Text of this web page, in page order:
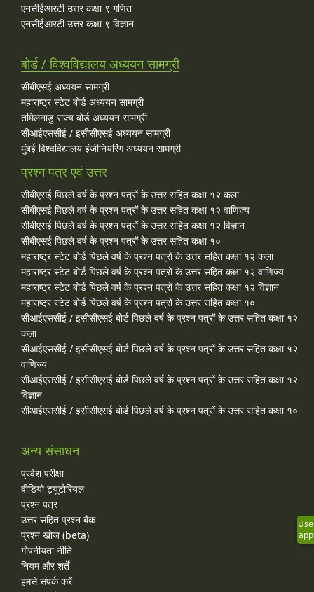
एनसीईआरटी उत्तर कक्षा ९ गणित
एनसीईआरटी उत्तर कक्षा ९ विज्ञान
बोर्ड / विश्वविद्यालय अध्ययन सामग्री
सीबीएसई अध्ययन सामग्री
महाराष्ट्र स्टेट बोर्ड अध्ययन सामग्री
तमिलनाडु राज्य बोर्ड अध्ययन सामग्री
सीआईएससीई / इसीसीएसई अध्ययन सामग्री
मुंबई विश्वविद्यालय इंजीनियरिंग अध्ययन सामग्री
प्रश्न पत्र एवं उत्तर
सीबीएसई पिछले वर्ष के प्रश्न पत्रों के उत्तर सहित कक्षा १२ कला
सीबीएसई पिछले वर्ष के प्रश्न पत्रों के उत्तर सहित कक्षा १२ वाणिज्य
सीबीएसई पिछले वर्ष के प्रश्न पत्रों के उत्तर सहित कक्षा १२ विज्ञान
सीबीएसई पिछले वर्ष के प्रश्न पत्रों के उत्तर सहित कक्षा १०
महाराष्ट्र स्टेट बोर्ड पिछले वर्ष के प्रश्न पत्रों के उत्तर सहित कक्षा १२ कला
महाराष्ट्र स्टेट बोर्ड पिछले वर्ष के प्रश्न पत्रों के उत्तर सहित कक्षा १२ वाणिज्य
महाराष्ट्र स्टेट बोर्ड पिछले वर्ष के प्रश्न पत्रों के उत्तर सहित कक्षा १२ विज्ञान
महाराष्ट्र स्टेट बोर्ड पिछले वर्ष के प्रश्न पत्रों के उत्तर सहित कक्षा १०
सीआईएससीई / इसीसीएसई बोर्ड पिछले वर्ष के प्रश्न पत्रों के उत्तर सहित कक्षा १२
कला
सीआईएससीई / इसीसीएसई बोर्ड पिछले वर्ष के प्रश्न पत्रों के उत्तर सहित कक्षा १२
वाणिज्य
सीआईएससीई / इसीसीएसई बोर्ड पिछले वर्ष के प्रश्न पत्रों के उत्तर सहित कक्षा १२
विज्ञान
सीआईएससीई / इसीसीएसई बोर्ड पिछले वर्ष के प्रश्न पत्रों के उत्तर सहित कक्षा १०
अन्य संसाधन
प्रवेश परीक्षा
वीडियो ट्यूटोरियल
प्रश्न पत्र
उत्तर सहित प्रश्न बैंक
प्रश्न खोज (beta)
गोपनीयता नीति
नियम और शर्तें
हमसे संपर्क करें
Use
app